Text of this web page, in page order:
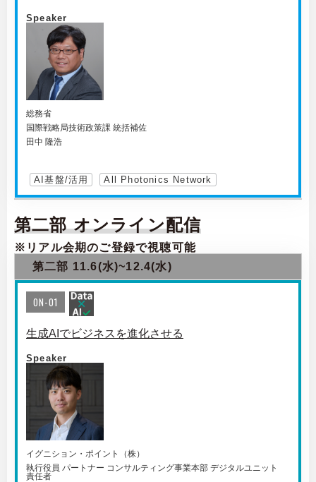
Speaker
総務省
国際戦略局技術政策課 統括補佐
田中 隆浩
AI基盤/活用 All Photonics Network
第二部 オンライン配信
※リアル会期のご登録で視聴可能
第二部 11.6(水)~12.4(水)
ON-01
生成AIでビジネスを進化させる
Speaker
イグニション・ポイント（株）
執行役員 パートナー コンサルティング事業本部 デジタルユニット
責任者